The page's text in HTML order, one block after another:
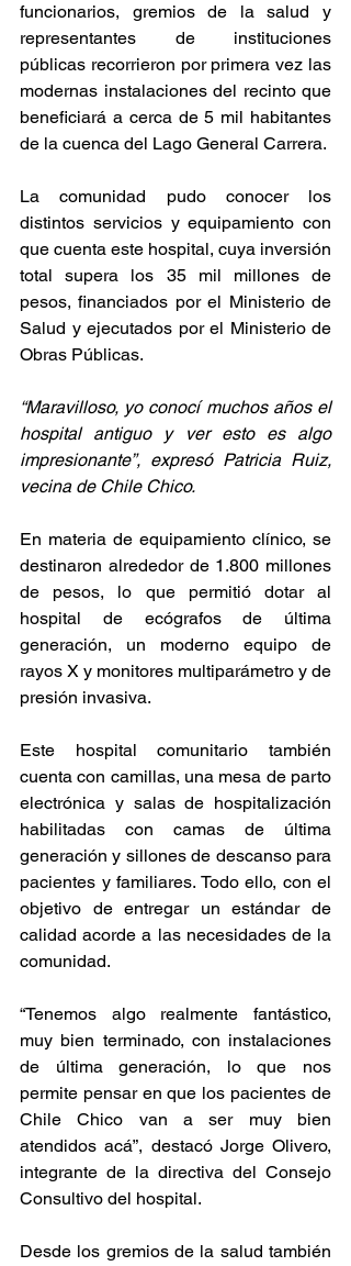
funcionarios, gremios de la salud y
representantes de instituciones
públicas recorrieron por primera vez las
modernas instalaciones del recinto que
beneficiará a cerca de 5 mil habitantes
de la cuenca del Lago General Carrera.
La comunidad pudo conocer los
distintos servicios y equipamiento con
que cuenta este hospital, cuya inversión
total supera los 35 mil millones de
pesos, financiados por el Ministerio de
Salud y ejecutados por el Ministerio de
Obras Públicas.
“Maravilloso, yo conocí muchos años el
hospital antiguo y ver esto es algo
impresionante”, expresó Patricia Ruiz,
vecina de Chile Chico.
En materia de equipamiento clínico, se
destinaron alrededor de 1.800 millones
de pesos, lo que permitió dotar al
hospital de ecógrafos de última
generación, un moderno equipo de
rayos X y monitores multiparámetro y de
presión invasiva.
Este hospital comunitario también
cuenta con camillas, una mesa de parto
electrónica y salas de hospitalización
habilitadas con camas de última
generación y sillones de descanso para
pacientes y familiares. Todo ello, con el
objetivo de entregar un estándar de
calidad acorde a las necesidades de la
comunidad.
“Tenemos algo realmente fantástico,
muy bien terminado, con instalaciones
de última generación, lo que nos
permite pensar en que los pacientes de
Chile Chico van a ser muy bien
atendidos acá”, destacó Jorge Olivero,
integrante de la directiva del Consejo
Consultivo del hospital.
Desde los gremios de la salud también